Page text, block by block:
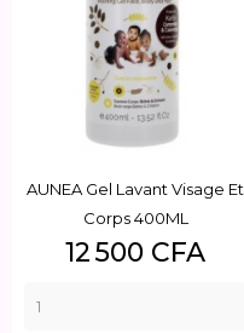
AUNEA Gel Lavant Visage Et
Corps 400ML
Prix
12 500 CFA